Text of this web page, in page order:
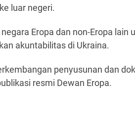
luar negeri.
Eropa dan non-Eropa lain
akuntabilitas di Ukraina.
penyusunan dan
resmi Dewan Eropa.